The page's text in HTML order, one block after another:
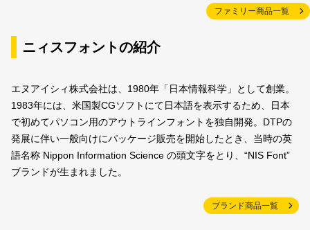
ファミリー商品一覧
ニィスフォントの紹介
エヌアイシィ株式会社は、1980年「日本情報科学」として創業。
1983年には、米国製CGソフトにて日本語を表示するため、日本
で初めてパソコン用のアウトラインフォントを独自開発。DTPの
発展に伴い一般向けにパッケージ販売を開始したとき、当時の英
語名称 Nippon Information Science の頭文字をとり、“NIS Font”
ブランドが生まれました。
ブランド商品一覧